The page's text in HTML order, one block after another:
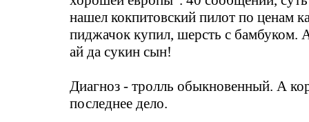
нашел кокпитовский пилот по ценам
пиджачок купил, шерсть с бамбуком.
ай да сукин сын!
Диагноз - тролль обыкновенный. А
последнее дело.